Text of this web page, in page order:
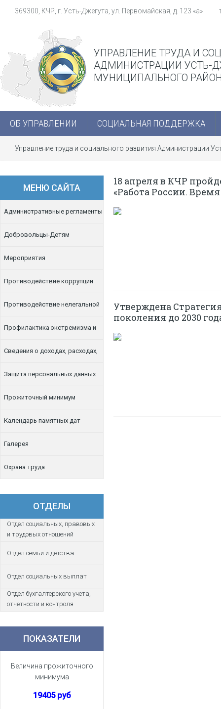
369300, КЧР, г. Усть-Джегута, ул. Первомайская, д. 123 «а»
УПРАВЛЕНИЕ ТРУДА И
АДМИНИСТРАЦИИ УСТЬ-
МУНИЦИПАЛЬНОГО
ОБ УПРАВЛЕНИИ СОЦИАЛЬНАЯ ПОДДЕРЖКА
Управление труда и социального развития Администрации
МЕНЮ САЙТА
Административные регламенты
Добровольцы-Детям
Мероприятия
Противодействие коррупции
Противодействие нелегальной
занятости
Профилактика экстремизма и
терроризма
Сведения о доходах, расходах,
об имуществе и обязательствах
имущественного характера
Защита персональных данных
Прожиточный минимум
Календарь памятных дат
Галерея
Охрана труда
ОТДЕЛЫ
Отдел социальных, правовых
и трудовых отношений
Отдел семьи и детства
Отдел социальных выплат
Отдел бухгалтерского учета,
отчетности и контроля
ПОКАЗАТЕЛИ
Величина прожиточного
минимума
19405 руб
18 апреля в КЧР
«Работа России.
Утверждена
поколения до 2030